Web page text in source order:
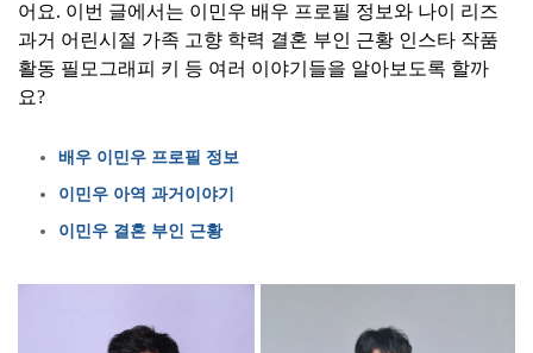
어요. 이번 글에서는 이민우 배우 프로필 정보와 나이 리즈
과거 어린시절 가족 고향 학력 결혼 부인 근황 인스타 작품
활동 필모그래피 키 등 여러 이야기들을 알아보도록 할까
요?
배우 이민우 프로필 정보
이민우 아역 과거이야기
이민우 결혼 부인 근황